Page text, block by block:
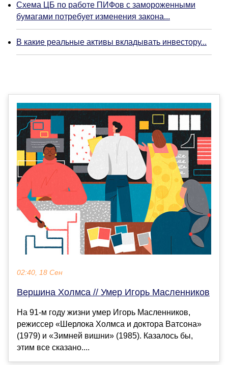
Схема ЦБ по работе ПИФов с замороженными
бумагами потребует изменения закона...
В какие реальные активы вкладывать инвестору...
02:40, 18 Сен
Вершина Холмса // Умер Игорь Масленников
На 91-м году жизни умер Игорь Масленников,
режиссер «Шерлока Холмса и доктора Ватсона»
(1979) и «Зимней вишни» (1985). Казалось бы,
этим все сказано....